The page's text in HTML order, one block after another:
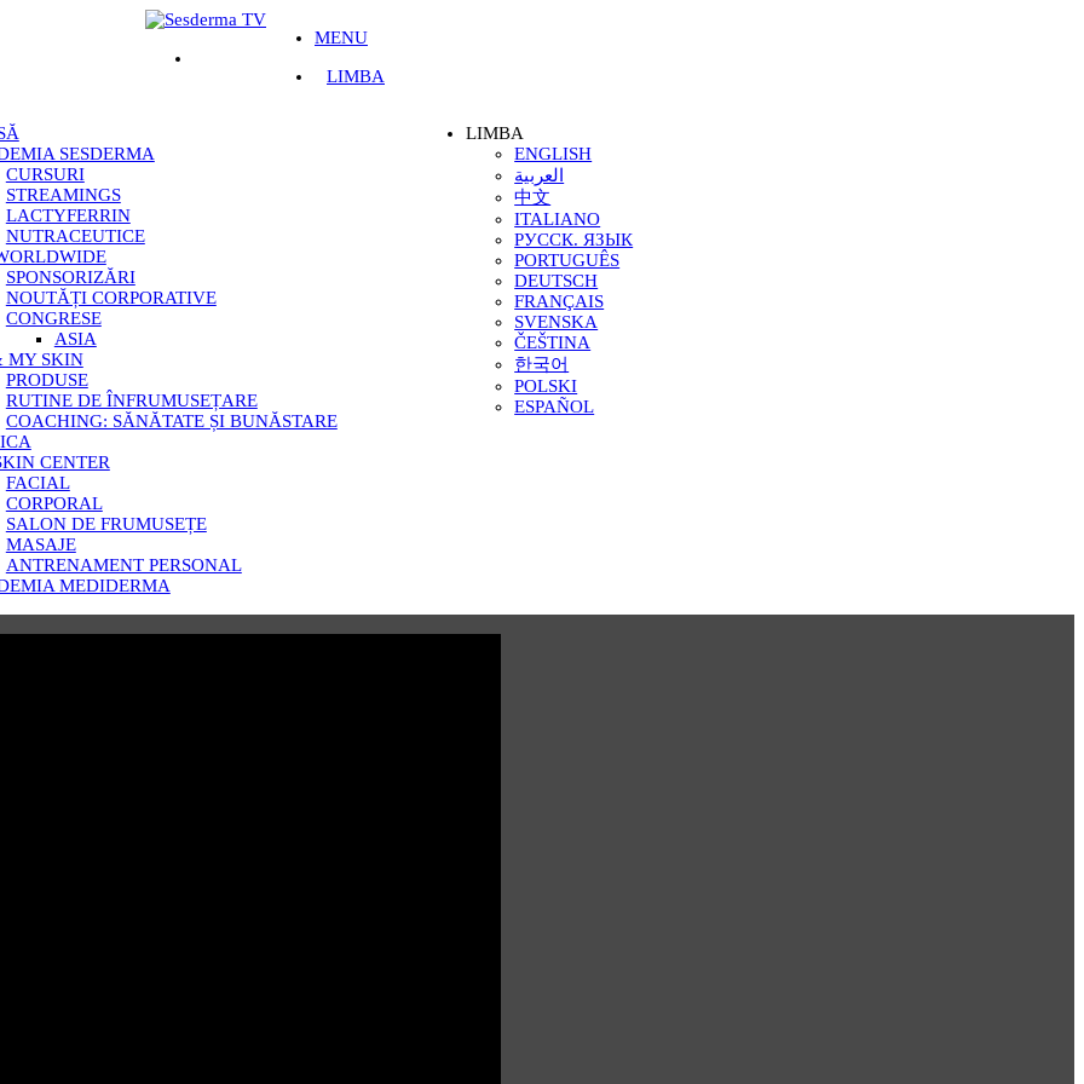
MENU
LIMBA
SESDERMA
CURSURI
STREAMINGS
LACTYFERRIN
NUTRACEUTICE
SPONSORIZĂRI
NOUTĂȚI CORPORATIVE
CONGRESE
ASIA
MY SKIN
PRODUSE
RUTINE DE ÎNFRUMUSEȚARE
COACHING: SĂNĂTATE ȘI BUNĂSTARE
CENTER
FACIAL
CORPORAL
SALON DE FRUMUSEȚE
MASAJE
ANTRENAMENT PERSONAL
MEDIDERMA
LIMBA
ENGLISH
العربية
中文
ITALIANO
РУССК. ЯЗЫК
PORTUGUÊS
DEUTSCH
FRANÇAIS
SVENSKA
ČEŠTINA
한국어
POLSKI
ESPAÑOL